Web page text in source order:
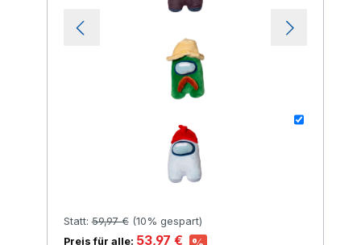
Statt:59,97 €(10% gespart)
Preis für alle: 53,97 €